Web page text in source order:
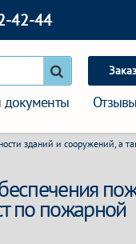
42-44
Отзывы
зданий и сооружений, а
по пожарной